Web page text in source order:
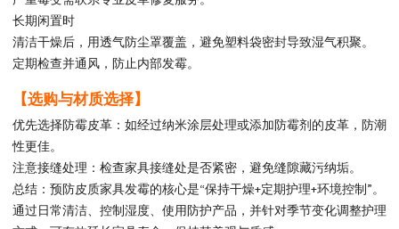
长期闲置时
清洁干燥后，用透气防尘罩覆盖，避免塑料袋密封导致湿气积聚。
定期检查并通风，防止内部发霉。
【选购与材质选择】
优先选择防霉皮革：如经过纳米涂层处理或添加防霉剂的皮革，防潮
性更佳。
注意接缝处理：检查家具接缝处是否紧密，避免缝隙藏污纳垢。
总结：预防皮质家具发霉的核心是“保持干燥+定期护理+环境控制”。
通过日常清洁、控制湿度、使用防护产品，并针对季节变化调整护理